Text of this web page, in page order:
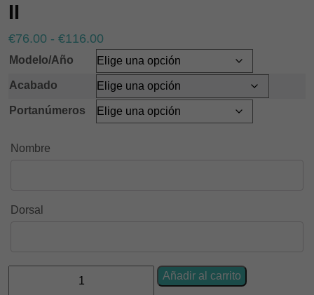
II
€76.00 - €116.00
de
precios:
desde
€76.00
Modelo/Año
Acabado
Portanúmeros
Nombre
Dorsal
Añadir al carrito